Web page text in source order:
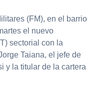
(FM), en el barrio
el nuevo
sectorial con la
Taiana, el jefe de
y la titular de la cartera